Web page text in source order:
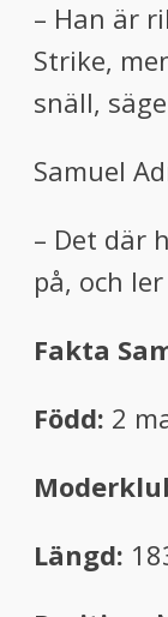
– Han är
Strike,
snäll,
Samuel
– Det där
på, och
Fakta
Född: 2
Längd: